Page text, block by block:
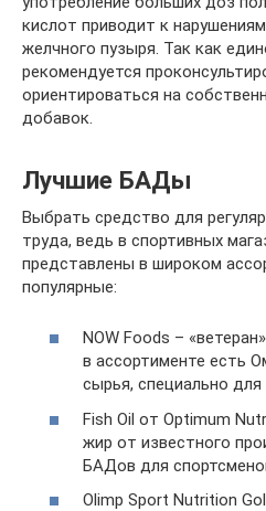
кислот приводит к
желчного пузыря. Так как
рекомендуется
ориентироваться на
добавок.
Лучшие БАДы
Выбрать средство для
труда, ведь в спортивных
представлены в широком
популярные:
NOW Foods –
в ассортименте есть
сырья, специально для
Fish Oil от Optimum
жир от известного
БАДов для
Olimp Sport Nutrition